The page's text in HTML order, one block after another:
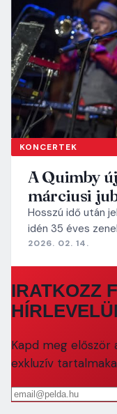
KONCERTEK
A Quimby
márciusi
Hosszú idő után
idén 35 éves
2026. 02. 14.
IRATKOZZ
Kapd meg először
exkluzív
Email cím